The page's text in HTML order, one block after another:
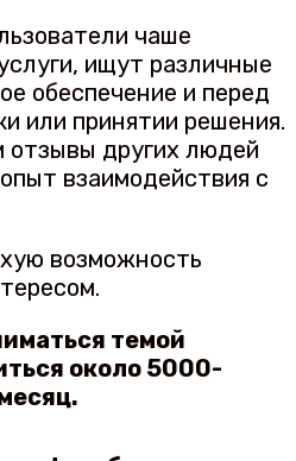
чаше
ищут различные
обеспечение и перед
или принятии решения.
других людей
взаимодействия с
возможность
темой
около 5000-